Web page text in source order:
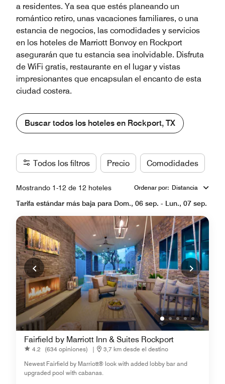
a residentes. Ya sea que estés planeando un
romántico retiro, unas vacaciones familiares, o una
estancia de negocios, las comodidades y servicios
en los hoteles de Marriott Bonvoy en Rockport
asegurarán que tu estancia sea inolvidable. Disfruta
de WiFi gratis, restaurante en el lugar y vistas
impresionantes que encapsulan el encanto de esta
ciudad costera.
Buscar todos los hoteles en Rockport, TX
Todos los filtros Precio Comodidades
Mostrando 1-12 de 12 hoteles Ordenar por: Distancia
Tarifa estándar más baja para Dom., 06 sep. - Lun., 07 sep.
Fairfield by Marriott Inn & Suites Rockport
4.2 (634 opiniones) |
3,7 km desde el destino
Newest Fairfield by Marriott® look with added lobby bar and
upgraded pool with cabanas.